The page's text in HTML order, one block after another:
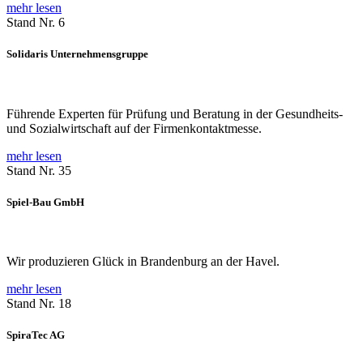
mehr lesen
Stand Nr. 6
Solidaris Unternehmensgruppe
Führende Experten für Prüfung und Beratung in der Gesundheits-
und Sozialwirtschaft auf der Firmenkontaktmesse.
mehr lesen
Stand Nr. 35
Spiel-Bau GmbH
Wir produzieren Glück in Brandenburg an der Havel.
mehr lesen
Stand Nr. 18
SpiraTec AG